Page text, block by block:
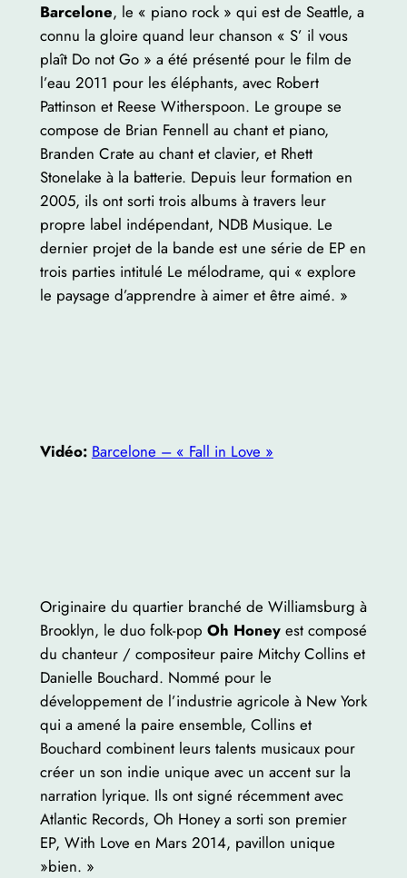
Barcelone, le « piano rock » qui est de Seattle, a
connu la gloire quand leur chanson « S’ il vous
plaît Do not Go » a été présenté pour le film de
l’eau 2011 pour les éléphants, avec Robert
Pattinson et Reese Witherspoon. Le groupe se
compose de Brian Fennell au chant et piano,
Branden Crate au chant et clavier, et Rhett
Stonelake à la batterie. Depuis leur formation en
2005, ils ont sorti trois albums à travers leur
propre label indépendant, NDB Musique. Le
dernier projet de la bande est une série de EP en
trois parties intitulé Le mélodrame, qui « explore
le paysage d’apprendre à aimer et être aimé. »
Vidéo: Barcelone – « Fall in Love »
Originaire du quartier branché de Williamsburg à
Brooklyn, le duo folk-pop Oh Honeyest composé
du chanteur / compositeur paire Mitchy Collins et
Danielle Bouchard. Nommé pour le
développement de l’industrie agricole à New York
qui a amené la paire ensemble, Collins et
Bouchard combinent leurs talents musicaux pour
créer un son indie unique avec un accent sur la
narration lyrique. Ils ont signé récemment avec
Atlantic Records, Oh Honey a sorti son premier
EP, With Love en Mars 2014, pavillon unique
»bien. »